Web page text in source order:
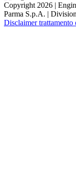
Copyright 2026 |
Parma S.p.A. |
Disclaimer trattamento